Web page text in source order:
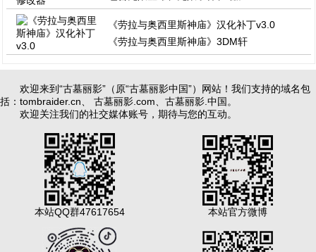
《劳拉与奥西里斯神庙》汉化补丁v3.0
《劳拉与奥西里斯神庙》3DM轩
欢迎来到“古墓丽影”（原“古墓丽影中国”）网站！我们支持的域名包
括： tombraider.cn 古墓丽影.com 古墓丽影.中国 。
欢迎关注我们的社交媒体账号，期待与您的互动。
本站QQ群47617654 本站官方微博